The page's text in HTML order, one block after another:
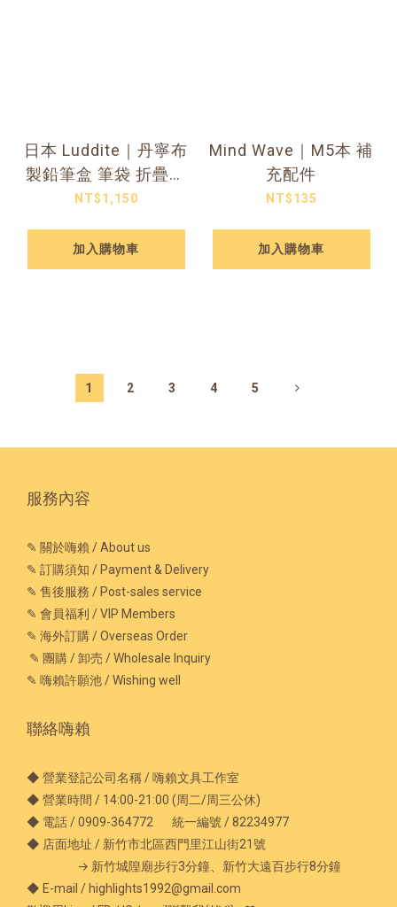
日本 Luddite｜丹寧布
製鉛筆盒 筆袋 折疊筆
袋
NT$1,150
加入購物車
Mind Wave｜M5本 補
充配件
NT$135
加入購物車
1 2 3 4 5
服務內容
✎ 關於嗨賴 / About us
✎ 訂購須知 / Payment & Delivery
✎ 售後服務 / Post-sales service
✎ 會員福利 / VIP Members
✎ 海外訂購 / Overseas Order
✎ 團購 / 卸売 / Wholesale Inquiry
✎ 嗨賴許願池 / Wishing well
聯絡嗨賴
◆ 營業登記公司名稱 / 嗨賴文具工作室
◆ 營業時間 / 14:00-21:00 (周二/周三公休)
◆ 電話 / 0909-364772 統一編號 / 82234977
◆ 店面地址 / 新竹市北區西門里江山街21號
→ 新竹城隍廟步行3分鐘、新竹大遠百步行8分鐘
◆ E-mail / highlights1992@gmail.com